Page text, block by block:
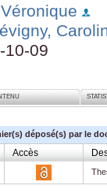
10-09
déposé(s) par le
Accès